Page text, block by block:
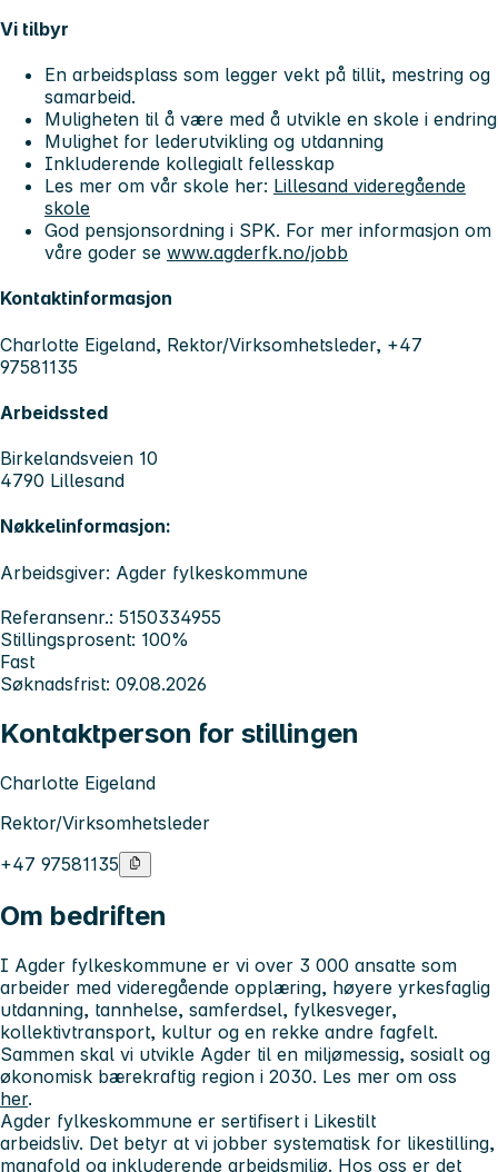
Vi tilbyr
En arbeidsplass som legger vekt på tillit, mestring og
samarbeid.
Muligheten til å være med å utvikle en skole i endring
Mulighet for lederutvikling og utdanning
Inkluderende kollegialt fellesskap ​
Les mer om vår skole her: Lillesand videregående
skole
God pensjonsordning i SPK. For mer informasjon om
våre goder se www.agderfk.no/jobb
Kontaktinformasjon
Charlotte Eigeland, Rektor/Virksomhetsleder, +47
97581135
Arbeidssted
Birkelandsveien 10
4790 Lillesand
Nøkkelinformasjon:
Arbeidsgiver: Agder fylkeskommune
Referansenr.: 5150334955
Stillingsprosent: 100%
Fast
Søknadsfrist: 09.08.2026
Kontaktperson for stillingen
Charlotte Eigeland
Rektor/Virksomhetsleder
+47 97581135
Om bedriften
I Agder fylkeskommune er vi over 3 000 ansatte som
arbeider med videregående opplæring, høyere yrkesfaglig
utdanning, tannhelse, samferdsel, fylkesveger,
kollektivtransport, kultur og en rekke andre fagfelt.
Sammen skal vi utvikle Agder til en miljømessig, sosialt og
økonomisk bærekraftig region i 2030. Les mer om oss
her.
Agder fylkeskommune er sertifisert i Likestilt
arbeidsliv. Det betyr at vi jobber systematisk for likestilling,
mangfold og inkluderende arbeidsmiljø. Hos oss er det